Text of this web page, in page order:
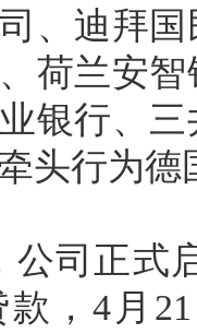
、迪拜
荷兰安
银行、
头行为德
公司正式
款，4月